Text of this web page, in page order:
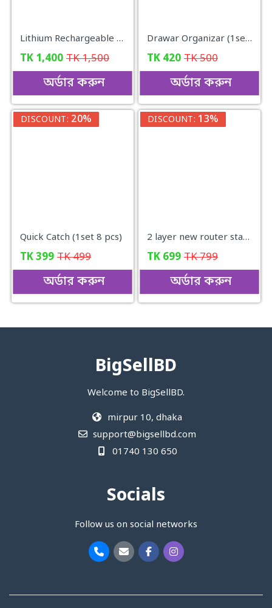
Lithium Rechargeable Mini Table Fan with LED Light JY-1880
TK 1,400 TK1,500
অর্ডার করুন
Drawar Organizar (1set 6 pcs)
TK 420 TK500
অর্ডার করুন
DISCOUNT: 20%
Quick Catch (1set 8 pcs)
TK399 TK499
অর্ডার করুন
DISCOUNT: 13%
2 layer new router stand..
TK 699 TK799
অর্ডার করুন
BigSellBD
Welcome to BigSellBD.
mirpur 10, dhaka
support@bigsellbd.com
01740 130 650
Socials
Follow us on social networks